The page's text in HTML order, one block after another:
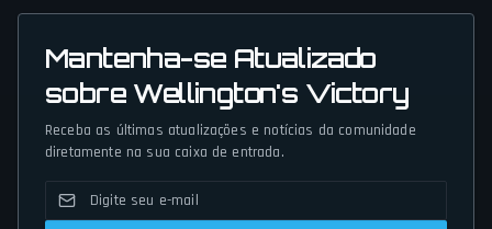
Mantenha-se Atualizado
sobre Wellington's Victory
Receba as últimas atualizações e notícias da comunidade
diretamente na sua caixa de entrada.